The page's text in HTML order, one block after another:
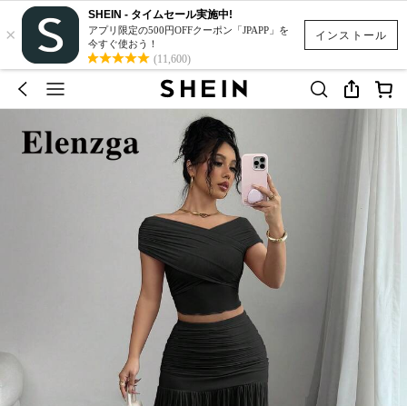
インストール
×
SHEIN - タイムセール実施中!
アプリ限定の500円OFFクーポン「JPAPP」を
今すぐ使おう！
(11,600)